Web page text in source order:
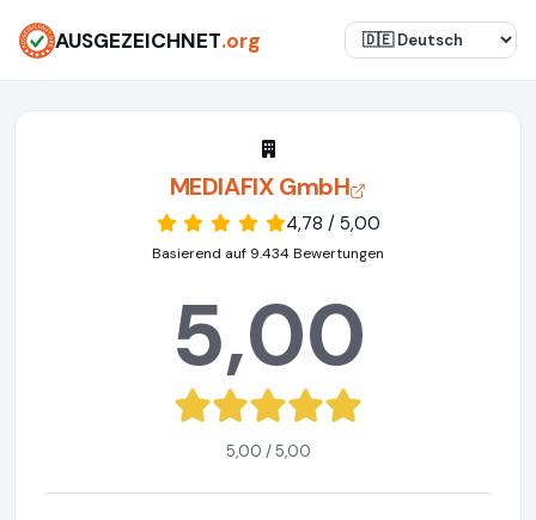
AUSGEZEICHNET.org
MEDIAFIX GmbH
4,78 / 5,00
Basierend auf 9.434 Bewertungen
5,00
5,00 / 5,00